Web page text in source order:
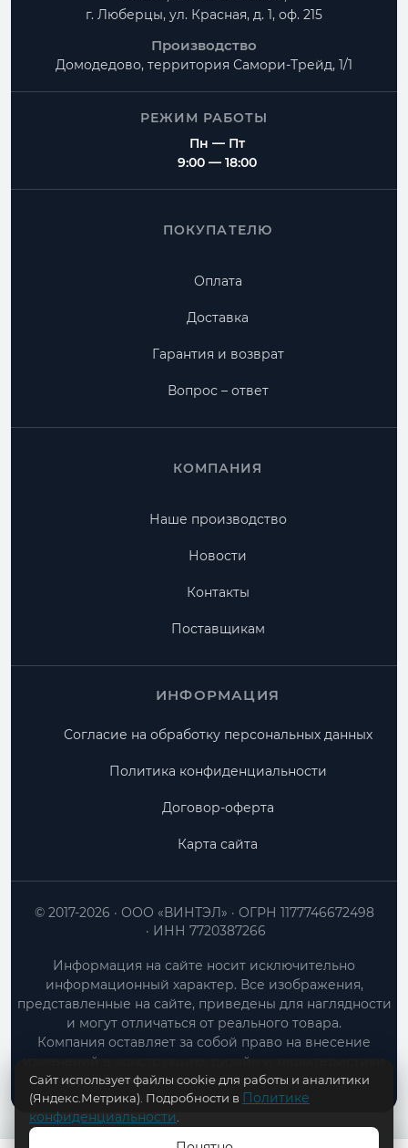
г. Люберцы, ул. Красная, д. 1, оф. 215
Производство
Домодедово, территория Самори-Трейд, 1/1
РЕЖИМ РАБОТЫ
Пн — Пт
9:00 — 18:00
ПОКУПАТЕЛЮ
Оплата
Доставка
Гарантия и возврат
Вопрос – ответ
КОМПАНИЯ
Наше производство
Новости
Контакты
Поставщикам
ИНФОРМАЦИЯ
Согласие на обработку персональных данных
Политика конфиденциальности
Договор-оферта
Карта сайта
ООО «ВИНТЭЛ»
ОГРН 1177746672498
ИНН 7720387266
© 2017-2026
Информация на сайте носит исключительно
информационный характер. Все изображения,
представленные на сайте, приведены для наглядности
и могут отличаться от реального товара.
Компания оставляет за собой право на внесение
изменений в конструкцию, дизайн и характеристики
товара без предварительного уведомления.
Сайт использует файлы cookie для работы и аналитики
(Яндекс.Метрика). Подробности в Политике
конфиденциальности